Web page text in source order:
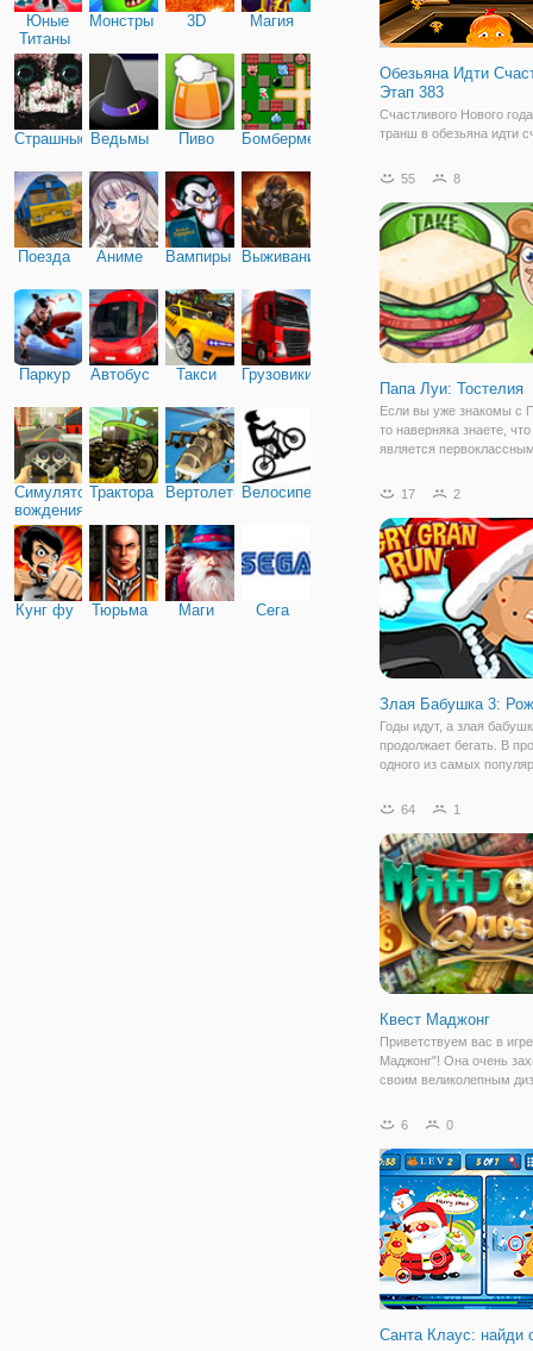
Юные
Титаны
Монстры 3D Магия
Страшные Ведьмы Пиво Бомбермен
Поезда Аниме Вампиры Выживание
Паркур Автобус Такси Грузовики
Симулятор
вождения
Трактора ВертолетыВелосипед
Кунг фу Тюрьма Маги Сега
Обезьяна Идти
Этап 383
Счастливого Нового
транш в обезьяна идти
серия выпущена
года. Сделать это нытье
счастлива в последний
году!
55 8
Папа Луи: Тостелия
Если вы уже знакомы с
то наверняка знаете,
является
открывает все новые и
Луи: Тостелия" - это
аркада, которая
17 2
Злая Бабушка 3:
Годы идут, а злая
продолжает бегать. В
одного из самых
представляем
Теперь побег из
клиники навеян
64 1
Квест Маджонг
Приветствуем вас в
Маджонг"! Она очень
своим великолепным
классического маджонга
Потому- что кроме
успокаивающей
6 0
Санта Клаус: найди